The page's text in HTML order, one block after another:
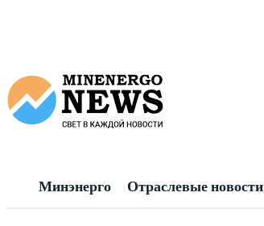
Минэнерго Отраслевые новости